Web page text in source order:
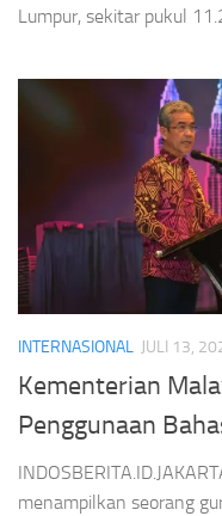
Lumpur, sekitar pukul
INTERNASIONAL JULI 13,
Kementerian
Penggunaan
menampilkan seorang